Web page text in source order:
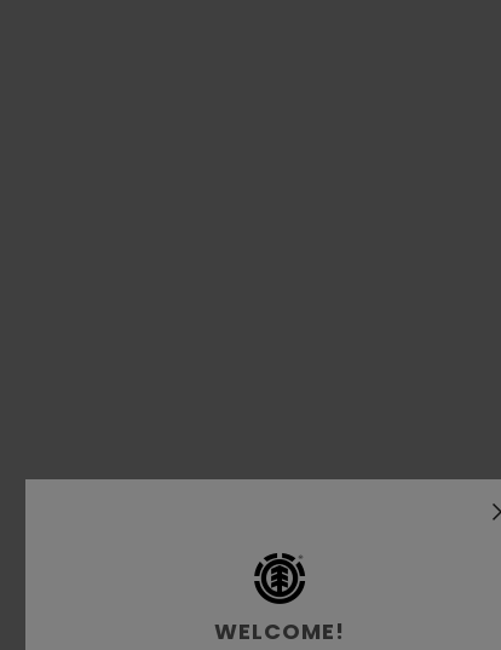
WELCOME!